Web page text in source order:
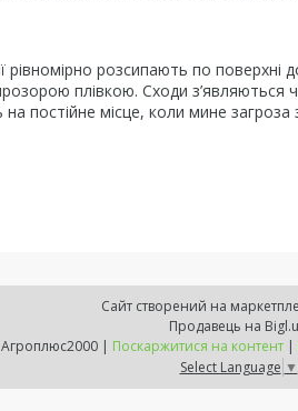
рівномірно розсипають по
плівкою. Сходи з’являються
постійне місце, коли мине загроза
Сайт створений на
Продавець на
Агроплюс2000 | Поскаржитися на контент |
Select Language ▼